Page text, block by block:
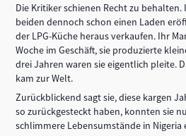
Die Kritiker schienen Recht zu
beiden dennoch schon einen Laden
der LPG-Küche heraus verkaufen. Ihr
Woche im Geschäft, sie produzierte
drei Jahren waren sie eigentlich pleite.
kam zur Welt.
Zurückblickend sagt sie, diese kargen
so zurückgesteckt haben, konnten sie
schlimmere Lebensumstände in